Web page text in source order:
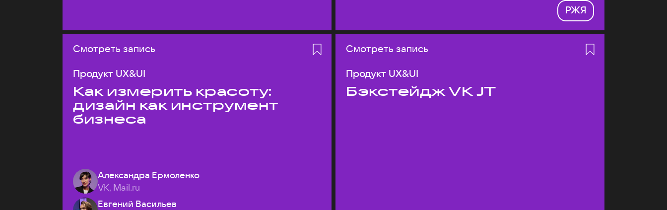
РЖЯ
Смотреть запись
Продукт UX&UI
Как измерить красоту:
дизайн как инструмент
бизнеса
Александра Ермоленко
VK, Mail.ru
Евгений Васильев
Смотреть запись
Продукт UX&UI
Бэкстейдж VK JT